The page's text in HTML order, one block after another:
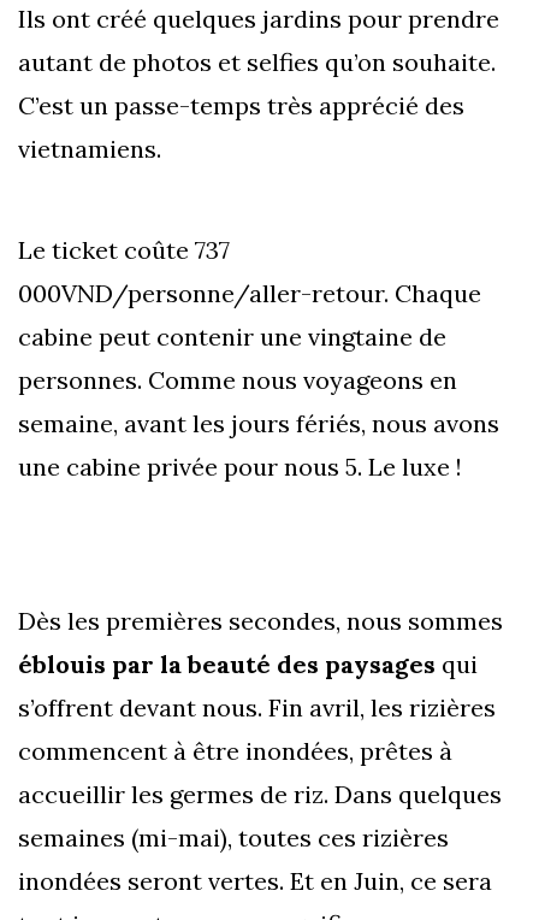
Ils ont créé quelques jardins pour prendre
autant de photos et selfies qu’on souhaite.
C’est un passe-temps très apprécié des
vietnamiens.
Le ticket coûte 737
000VND/personne/aller-retour. Chaque
cabine peut contenir une vingtaine de
personnes. Comme nous voyageons en
semaine, avant les jours fériés, nous avons
une cabine privée pour nous 5. Le luxe !
Dès les premières secondes, nous sommes
éblouis par la beauté des paysages qui
s’offrent devant nous. Fin avril, les rizières
commencent à être inondées, prêtes à
accueillir les germes de riz. Dans quelques
semaines (mi-mai), toutes ces rizières
inondées seront vertes. Et en Juin, ce sera